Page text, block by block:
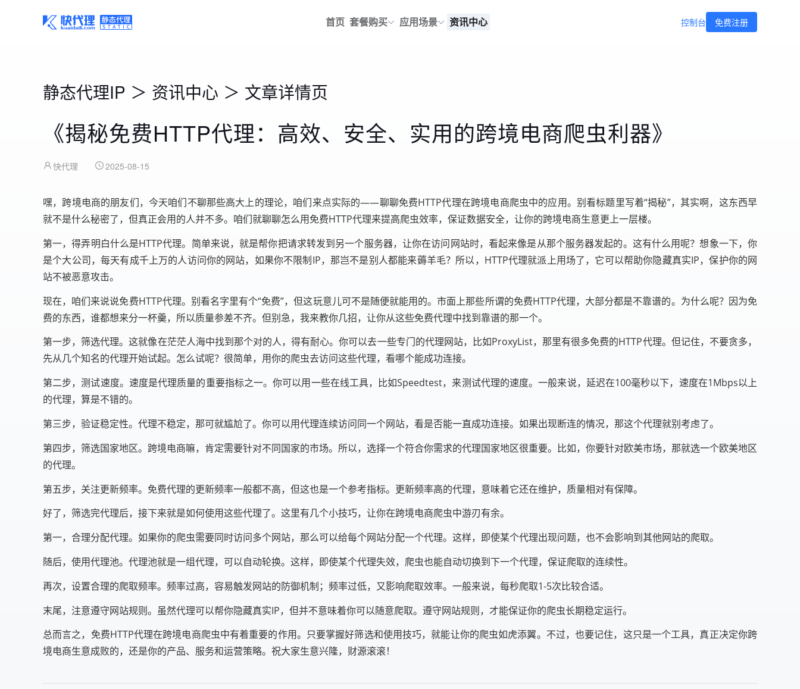
首页 套餐购买 应用场景 资讯中心 控制台 免费注册
静态代理IP ＞ 资讯中心 ＞ 文章详情页
《揭秘免费HTTP代理：高效、安全、实用的跨境电商爬虫利器》
快代理 2025-08-15
嘿，跨境电商的朋友们，今天咱们不聊那些高大上的理论，咱们来点实际的——聊聊免费HTTP代理在跨境电商爬虫中的应用。别看标题里写着“揭秘”，其实啊，这东西早
就不是什么秘密了，但真正会用的人并不多。咱们就聊聊怎么用免费HTTP代理来提高爬虫效率，保证数据安全，让你的跨境电商生意更上一层楼。
第一，得弄明白什么是HTTP代理。简单来说，就是帮你把请求转发到另一个服务器，让你在访问网站时，看起来像是从那个服务器发起的。这有什么用呢？想象一下，你
是个大公司，每天有成千上万的人访问你的网站，如果你不限制IP，那岂不是别人都能来薅羊毛？所以，HTTP代理就派上用场了，它可以帮助你隐藏真实IP，保护你的网
站不被恶意攻击。
现在，咱们来说说免费HTTP代理。别看名字里有个“免费”，但这玩意儿可不是随便就能用的。市面上那些所谓的免费HTTP代理，大部分都是不靠谱的。为什么呢？因为免
费的东西，谁都想来分一杯羹，所以质量参差不齐。但别急，我来教你几招，让你从这些免费代理中找到靠谱的那一个。
第一步，筛选代理。这就像在茫茫人海中找到那个对的人，得有耐心。你可以去一些专门的代理网站，比如ProxyList，那里有很多免费的HTTP代理。但记住，不要贪多，
先从几个知名的代理开始试起。怎么试呢？很简单，用你的爬虫去访问这些代理，看哪个能成功连接。
第二步，测试速度。速度是代理质量的重要指标之一。你可以用一些在线工具，比如Speedtest，来测试代理的速度。一般来说，延迟在100毫秒以下，速度在1Mbps以上
的代理，算是不错的。
第三步，验证稳定性。代理不稳定，那可就尴尬了。你可以用代理连续访问同一个网站，看是否能一直成功连接。如果出现断连的情况，那这个代理就别考虑了。
第四步，筛选国家地区。跨境电商嘛，肯定需要针对不同国家的市场。所以，选择一个符合你需求的代理国家地区很重要。比如，你要针对欧美市场，那就选一个欧美地区
的代理。
第五步，关注更新频率。免费代理的更新频率一般都不高，但这也是一个参考指标。更新频率高的代理，意味着它还在维护，质量相对有保障。
好了，筛选完代理后，接下来就是如何使用这些代理了。这里有几个小技巧，让你在跨境电商爬虫中游刃有余。
第一，合理分配代理。如果你的爬虫需要同时访问多个网站，那么可以给每个网站分配一个代理。这样，即使某个代理出现问题，也不会影响到其他网站的爬取。
随后，使用代理池。代理池就是一组代理，可以自动轮换。这样，即使某个代理失效，爬虫也能自动切换到下一个代理，保证爬取的连续性。
再次，设置合理的爬取频率。频率过高，容易触发网站的防御机制；频率过低，又影响爬取效率。一般来说，每秒爬取1-5次比较合适。
末尾，注意遵守网站规则。虽然代理可以帮你隐藏真实IP，但并不意味着你可以随意爬取。遵守网站规则，才能保证你的爬虫长期稳定运行。
总而言之，免费HTTP代理在跨境电商爬虫中有着重要的作用。只要掌握好筛选和使用技巧，就能让你的爬虫如虎添翼。不过，也要记住，这只是一个工具，真正决定你跨
境电商生意成败的，还是你的产品、服务和运营策略。祝大家生意兴隆，财源滚滚！